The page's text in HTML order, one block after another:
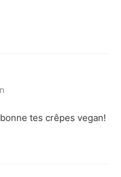
tes crêpes vegan!